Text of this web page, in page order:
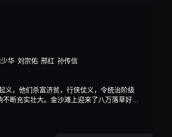
华 刘宗佑 邢红 孙传信
义，他们杀富济贫，行侠仗义，令统治阶级
断充实壮大。金沙滩上迎来了八万落草好